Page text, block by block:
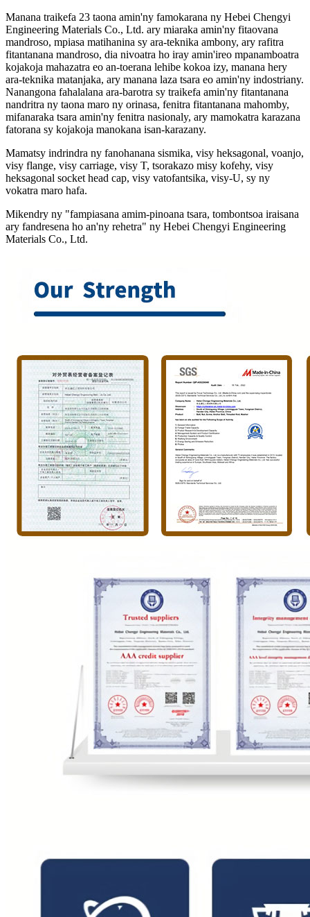
Manana traikefa 23 taona amin'ny famokarana ny Hebei Chengyi
Engineering Materials Co., Ltd. ary miaraka amin'ny fitaovana
mandroso, mpiasa matihanina sy ara-teknika ambony, ary rafitra
fitantanana mandroso, dia nivoatra ho iray amin'ireo mpanamboatra
kojakoja mahazatra eo an-toerana lehibe kokoa izy, manana hery
ara-teknika matanjaka, ary manana laza tsara eo amin'ny indostriany.
Nanangona fahalalana ara-barotra sy traikefa amin'ny fitantanana
nandritra ny taona maro ny orinasa, fenitra fitantanana mahomby,
mifanaraka tsara amin'ny fenitra nasionaly, ary mamokatra karazana
fatorana sy kojakoja manokana isan-karazany.
Mamatsy indrindra ny fanohanana sismika, visy heksagonal, voanjo,
visy flange, visy carriage, visy T, tsorakazo misy kofehy, visy
heksagonal socket head cap, visy vatofantsika, visy-U, sy ny
vokatra maro hafa.
Mikendry ny "fampiasana amim-pinoana tsara, tombontsoa iraisana
ary fandresena ho an'ny rehetra" ny Hebei Chengyi Engineering
Materials Co., Ltd.